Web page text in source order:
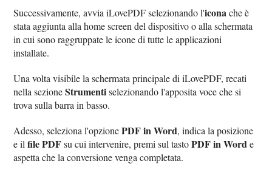
Successivamente, avvia iLovePDF selezionando l'iconache è
stata aggiunta alla home screen del dispositivo o alla schermata
in cui sono raggruppate le icone di tutte le applicazioni
installate.
Una volta visibile la schermata principale di iLovePDF, recati
nella sezioneStrumentiselezionando l'apposita voce che si
trova sulla barra in basso.
Adesso, seleziona l'opzionePDF in Word, indica la posizione
e ilfile PDFsu cui intervenire, premi sul tastoPDF in Worde
aspetta che la conversione venga completata.